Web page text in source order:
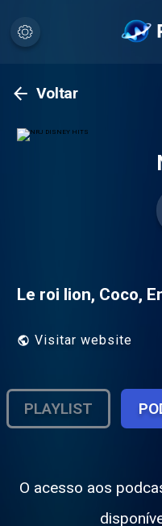
Voltar
Le roi lion, Coco,
Visitar website
PLAYLIST
O acesso aos